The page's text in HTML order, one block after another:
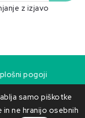
z izjavo
samo piškotke
ne hranijo osebnih
pogoji